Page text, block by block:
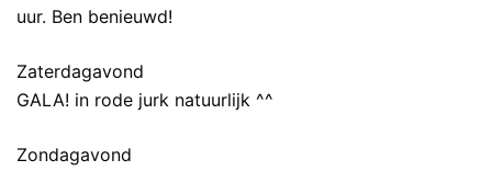
uur. Ben benieuwd!
Zaterdagavond
GALA! in rode jurk natuurlijk ^^
Zondagavond